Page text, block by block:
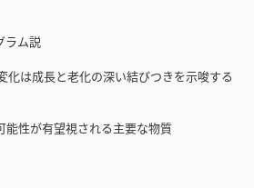
ラム説
化は成長と老化の深い結びつきを示唆する
能性が有望視される主要な物質